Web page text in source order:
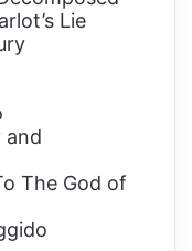
Lie
and
The God of